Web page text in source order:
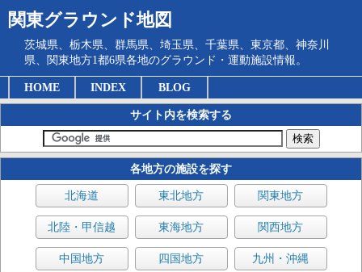
関東グラウンド地図
茨城県、栃木県、群馬県、埼玉県、千葉県、東京都、神奈川
県、関東地方1都6県各地のグラウンド・運動施設情報。
HOME INDEX BLOG
サイト内を検索する
各地方の施設を探す
北海道 東北地方 関東地方
北陸・甲信越 東海地方 関西地方
中国地方 四国地方 九州・沖縄